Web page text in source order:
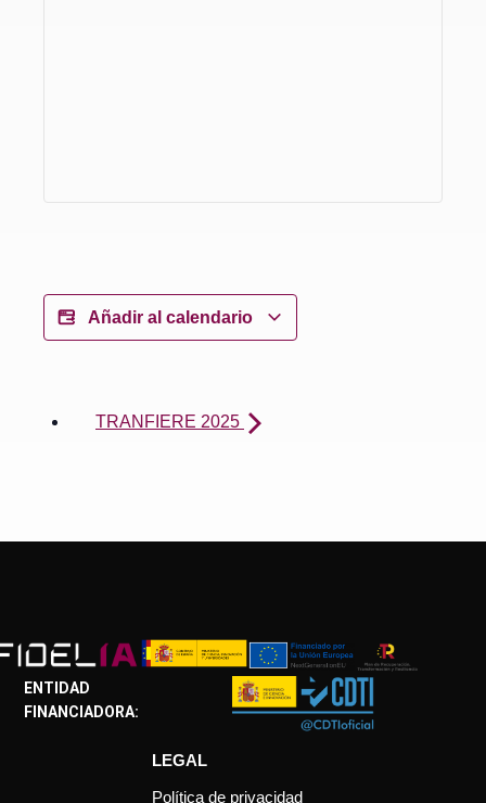
Añadir al calendario
TRANFIERE 2025
ENTIDAD
FINANCIADORA:
LEGAL
Política de privacidad